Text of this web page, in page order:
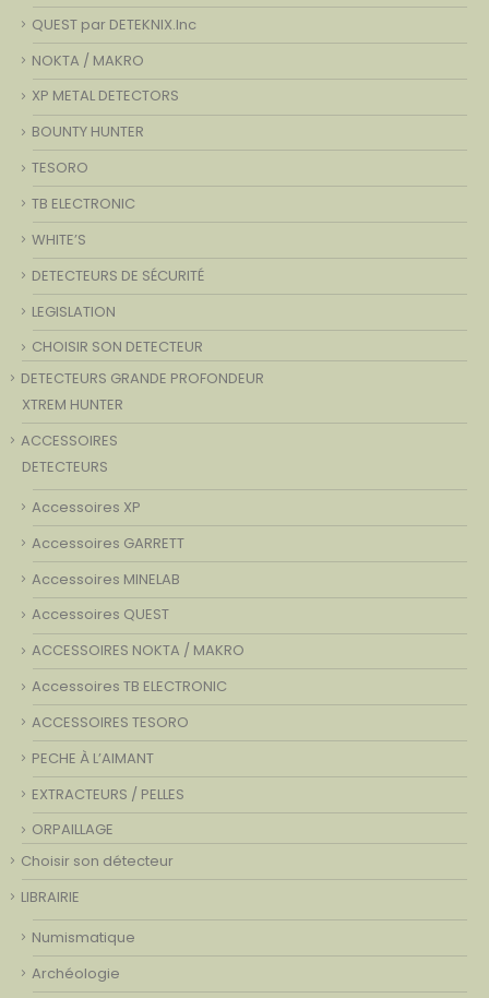
QUEST par DETEKNIX.Inc
NOKTA / MAKRO
XP METAL DETECTORS
BOUNTY HUNTER
TESORO
TB ELECTRONIC
WHITE’S
DETECTEURS DE SÉCURITÉ
LEGISLATION
CHOISIR SON DETECTEUR
DETECTEURS GRANDE PROFONDEUR
XTREM HUNTER
ACCESSOIRES
DETECTEURS
Accessoires XP
Accessoires GARRETT
Accessoires MINELAB
Accessoires QUEST
ACCESSOIRES NOKTA / MAKRO
Accessoires TB ELECTRONIC
ACCESSOIRES TESORO
PECHE À L’AIMANT
EXTRACTEURS / PELLES
ORPAILLAGE
Choisir son détecteur
LIBRAIRIE
Numismatique
Archéologie